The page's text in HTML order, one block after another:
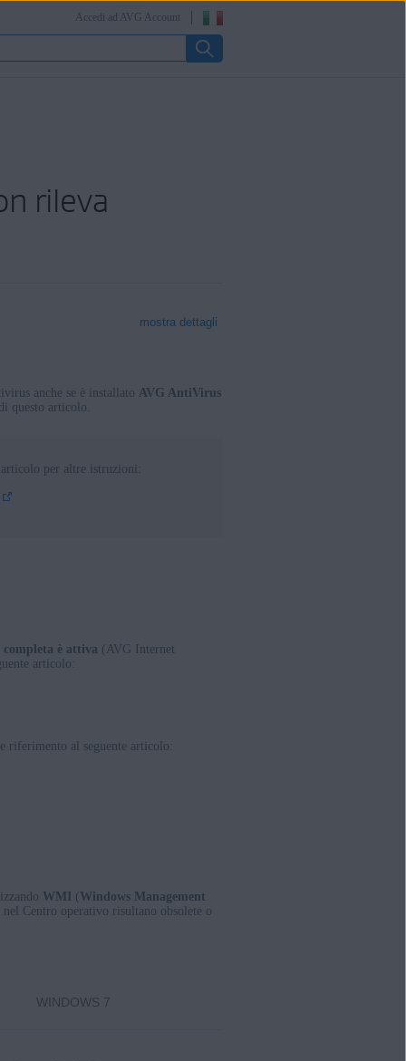
Accedi ad AVG Account
rileva
mostra dettagli
Convenient Rollup, 32/64 bit
anche se è installato AVG AntiVirus
questo articolo.
per altre istruzioni:
completa è attiva (AVG Internet
articolo:
al seguente articolo:
WMI ( Windows Management
Centro operativo risultano obsolete o
WINDOWS 7